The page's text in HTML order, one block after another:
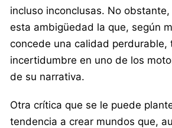
incluso inconclusas. No
esta ambigüedad la que, según
concede una calidad perdurable,
incertidumbre en uno de los
de su narrativa.
Otra crítica que se le puede
tendencia a crear mundos que,